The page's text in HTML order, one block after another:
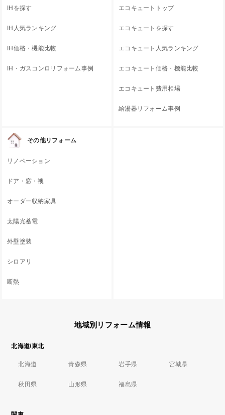
IHを探す
IH人気ランキング
IH価格・機能比較
IH・ガスコンロリフォーム事例
エコキュートトップ
エコキュートを探す
エコキュート人気ランキング
エコキュート価格・機能比較
エコキュート費用相場
給湯器リフォーム事例
その他リフォーム
リノベーション
ドア・窓・襖
オーダー収納家具
太陽光蓄電
外壁塗装
シロアリ
断熱
地域別リフォーム情報
北海道/東北
北海道 青森県 岩手県 宮城県
秋田県 山形県 福島県